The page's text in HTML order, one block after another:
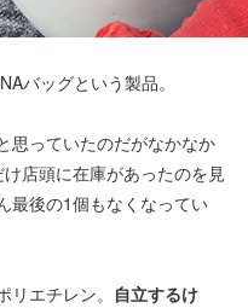
バッグという製品。
思っていたのだがなかなか
店頭に在庫があったのを見
最後の1個もなくなってい
エチレン。 自立するけ